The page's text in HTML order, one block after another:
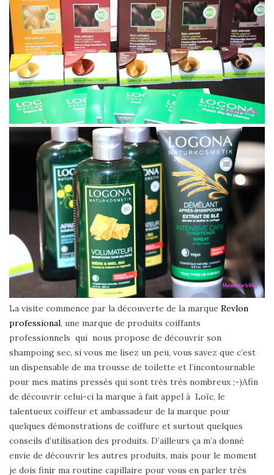
La visite commence par la découverte de la marque Revlon
professional, une marque de produits coiffants
professionnels qui nous propose de découvrir son
shampoing sec, si vous me lisez un peu, vous savez que c’est
un dispensable de ma trousse de toilette et l’incontournable
pour mes matins pressés qui sont très très nombreux ;-)Afin
de découvrir celui-ci la marque à fait appel à Loïc, le
talentueux coiffeur et ambassadeur de la marque pour
quelques démonstrations de coiffure et surtout quelques
conseils d’utilisation des produits. D’ailleurs ça m’a donné
envie de découvrir les autres produits, mais pour le moment
je dois finir ma routine capillaire pour vous en parler très